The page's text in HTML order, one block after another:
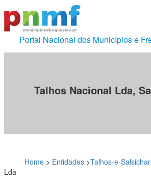
Portal Nacional dos Municípios e
Talhos Nacional Lda,
Home > Entidades >Talhos-e-
Lda